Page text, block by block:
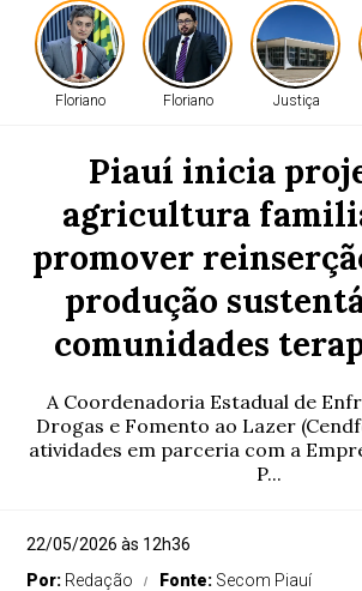
Floriano Floriano Justiça
Piauí inicia
agricultura
promover
produção
comunidades
A Coordenadoria Estadual de
Drogas e Fomento ao Lazer
atividades em parceria com a
P...
22/05/2026 às 12h36
Por: Redação Fonte: Secom Piauí